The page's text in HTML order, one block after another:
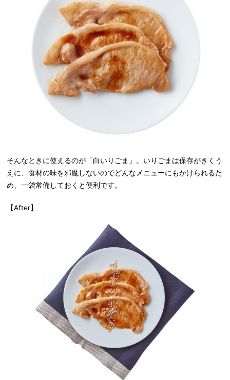
そんなときに使えるのが「白いりごま」。いりごまは保存がきくう
えに、食材の味を邪魔しないのでどんなメニューにもかけられるた
め、一袋常備しておくと便利です。
【After】